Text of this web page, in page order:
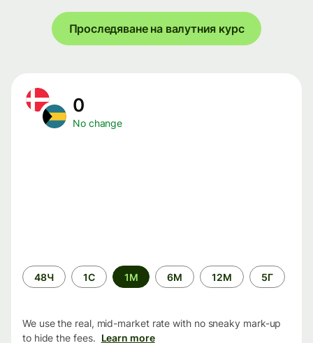
Проследяване на валутния курс
0
No change
Time
period
48Ч 1С 1М 6М 12М 5Г
We use the real, mid-market rate with no sneaky mark-up
to hide the fees. Learn more